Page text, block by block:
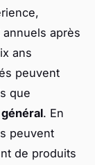
après
ans
peuvent
que
. En
peuvent
de produits